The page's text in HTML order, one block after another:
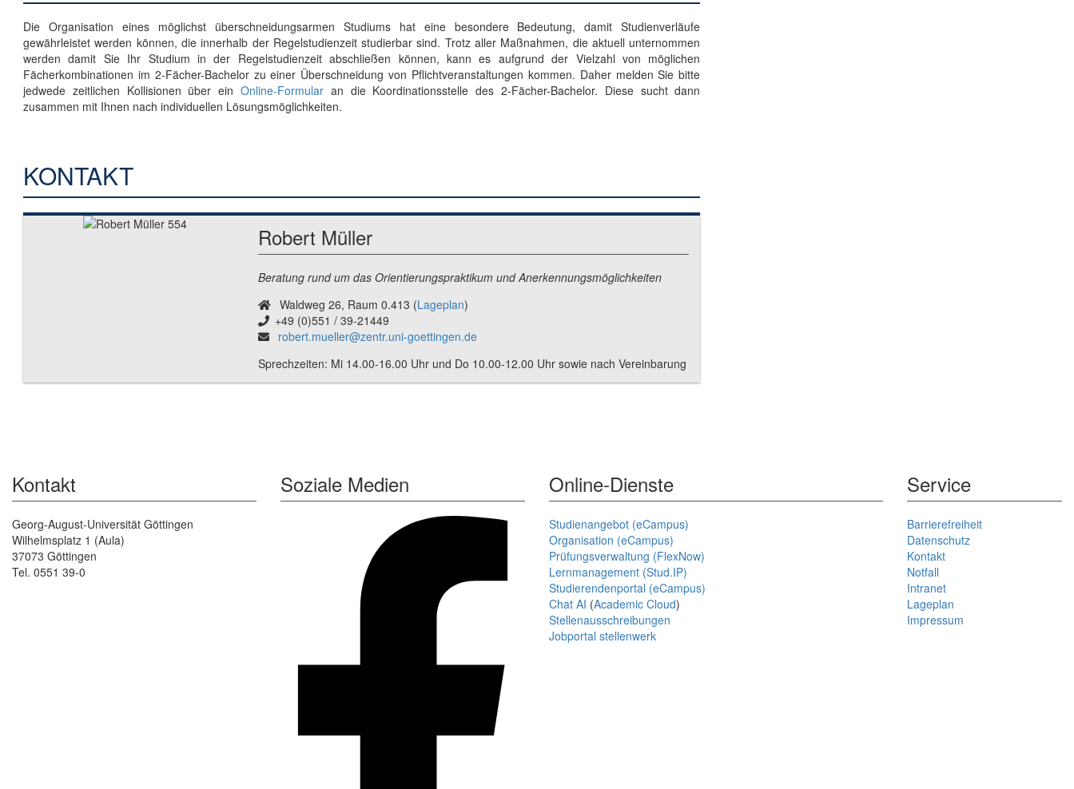
Die Organisation eines möglichst überschneidungsarmen Studiums hat eine besondere Bedeutung, damit Studienverläufe
gewährleistet werden können, die innerhalb der Regelstudienzeit studierbar sind. Trotz aller Maßnahmen, die aktuell unternommen
werden damit Sie Ihr Studium in der Regelstudienzeit abschließen können, kann es aufgrund der Vielzahl von möglichen
Fächerkombinationen im 2-Fächer-Bachelor zu einer Überschneidung von Pflichtveranstaltungen kommen. Daher melden Sie bitte
jedwede zeitlichen Kollisionen über ein Online-Formularan die Koordinationsstelle des 2-Fächer-Bachelor. Diese sucht dann
zusammen mit Ihnen nach individuellen Lösungsmöglichkeiten.
KONTAKT
Robert Müller
Beratung rund um das Orientierungspraktikum und Anerkennungsmöglichkeiten
Waldweg 26, Raum 0.413 (Lageplan)
+49 (0)551 / 39-21449
robert.mueller@zentr.uni-goettingen.de
Sprechzeiten: Mi 14.00-16.00 Uhr und Do 10.00-12.00 Uhr sowie nach Vereinbarung
Kontakt
Georg-August-Universität Göttingen
Wilhelmsplatz 1 (Aula)
37073 Göttingen
Tel. 0551 39-0
Soziale Medien Online-Dienste
Studienangebot (eCampus)
Organisation (eCampus)
Prüfungsverwaltung (FlexNow)
Lernmanagement (Stud.IP)
Studierendenportal (eCampus)
Chat AI (Academic Cloud)
Stellenausschreibungen
Jobportal stellenwerk
Service
Barrierefreiheit
Datenschutz
Kontakt
Notfall
Intranet
Lageplan
Impressum